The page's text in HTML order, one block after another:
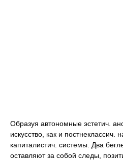
Образуя автономные эстетич.
искусство, как и постнеклассич.
капиталистич. системы. Два
оставляют за собой следы,